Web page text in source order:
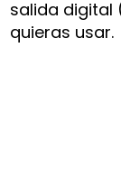
salida digital
quieras usar.